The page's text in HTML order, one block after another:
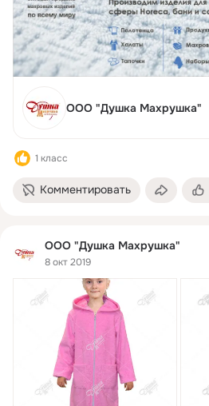
ООО "Душка Махрушка"
1 класс
Комментировать
ООО "Душка Махрушка"
8 окт 2019